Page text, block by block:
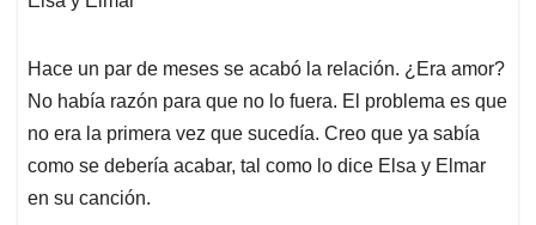
Hace un par de meses se acabó la relación. ¿Era amor?
No había razón para que no lo fuera. El problema es que
no era la primera vez que sucedía. Creo que ya sabía
como se debería acabar, tal como lo dice Elsa y Elmar
en su canción.